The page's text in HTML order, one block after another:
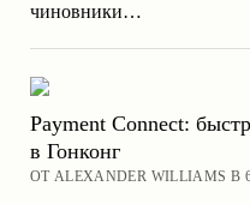
чиновники…
Payment Connect:
в Гонконг
ОТ ALEXANDER WILLIAMS В